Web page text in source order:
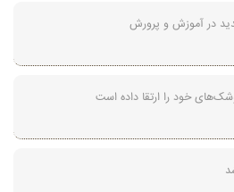
خود را ارتقا داده است